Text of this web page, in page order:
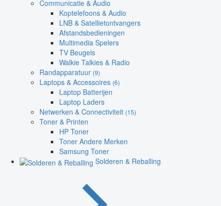
Communicatie & Audio
Koptelefoons & Audio
LNB & Satellietontvangers
Afstandsbedieningen
Multimedia Spelers
TV Beugels
Walkie Talkies & Radio
Randapparatuur (9)
Laptops & Accessoires (6)
Laptop Batterijen
Laptop Laders
Netwerken & Connectiviteit (15)
Toner & Printen
HP Toner
Toner Andere Merken
Samsung Toner
Solderen & Reballing